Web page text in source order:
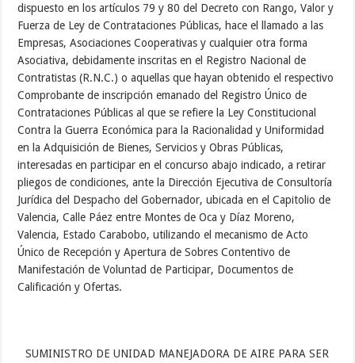
dispuesto en los artículos 79 y 80 del Decreto con Rango, Valor y
Fuerza de Ley de Contrataciones Públicas, hace el llamado a las
Empresas, Asociaciones Cooperativas y cualquier otra forma
Asociativa, debidamente inscritas en el Registro Nacional de
Contratistas (R.N.C.) o aquellas que hayan obtenido el respectivo
Comprobante de inscripción emanado del Registro Único de
Contrataciones Públicas al que se refiere la Ley Constitucional
Contra la Guerra Económica para la Racionalidad y Uniformidad
en la Adquisición de Bienes, Servicios y Obras Públicas,
interesadas en participar en el concurso abajo indicado, a retirar
pliegos de condiciones, ante la Dirección Ejecutiva de Consultoría
Jurídica del Despacho del Gobernador, ubicada en el Capitolio de
Valencia, Calle Páez entre Montes de Oca y Díaz Moreno,
Valencia, Estado Carabobo, utilizando el mecanismo de Acto
Único de Recepción y Apertura de Sobres Contentivo de
Manifestación de Voluntad de Participar, Documentos de
Calificación y Ofertas.
SUMINISTRO DE UNIDAD MANEJADORA DE AIRE PARA SER